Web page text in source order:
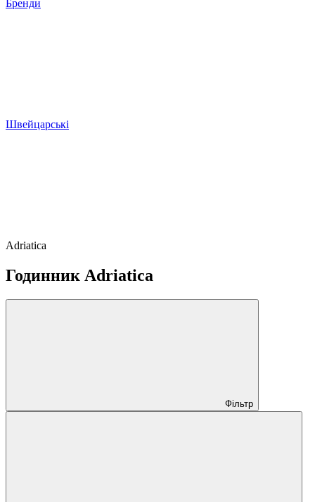
Бренди
Швейцарські
Adriatica
Годинник Adriatica
Фільтр